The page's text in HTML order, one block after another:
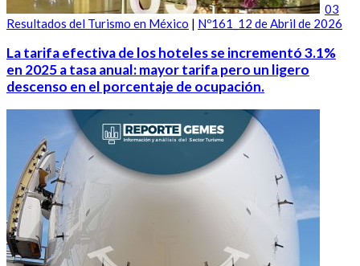
03
Resultados del Turismo en México | Nº161_12 de Abril de 2026
La tarifa efectiva de los hoteles se incrementó 3.1%
en 2025 a tasa anual: mayor tarifa pero un ligero
descenso en el porcentaje de ocupación.